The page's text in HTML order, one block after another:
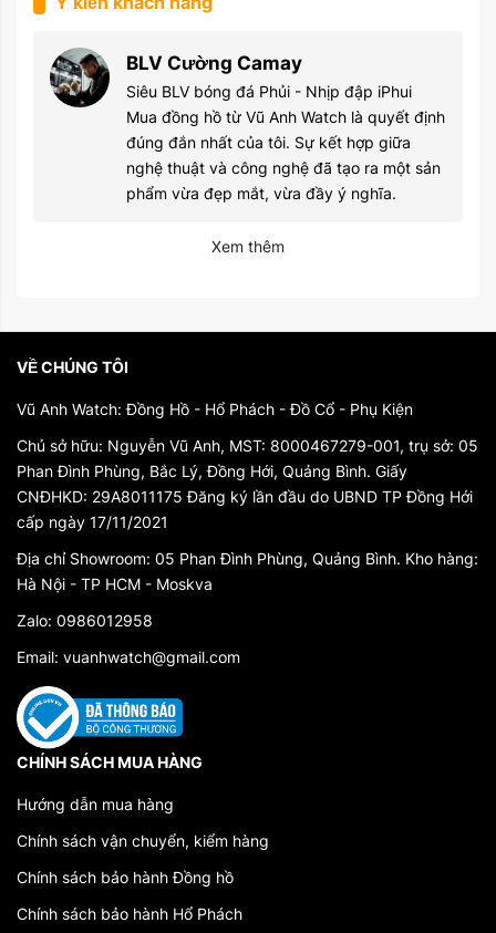
BLV Cường Camay
Siêu BLV bóng đá Phủi - Nhịp đập iPhui
Mua đồng hồ từ Vũ Anh Watch là quyết định
đúng đắn nhất của tôi. Sự kết hợp giữa
nghệ thuật và công nghệ đã tạo ra một sản
phẩm vừa đẹp mắt, vừa đầy ý nghĩa.
Xem thêm
VỀ CHÚNG TÔI
Vũ Anh Watch: Đồng Hồ - Hổ Phách - Đồ Cổ - Phụ Kiện
Chủ sở hữu: Nguyễn Vũ Anh, MST: 8000467279-001, trụ sở: 05
Phan Đình Phùng, Bắc Lý, Đồng Hới, Quảng Bình. Giấy
CNĐHKD: 29A8011175 Đăng ký lần đầu do UBND TP Đồng Hới
cấp ngày 17/11/2021
Địa chỉ Showroom: 05 Phan Đình Phùng, Quảng Bình. Kho hàng:
Hà Nội - TP HCM - Moskva
Zalo: 0986012958
Email: vuanhwatch@gmail.com
CHÍNH SÁCH MUA HÀNG
Hướng dẫn mua hàng
Chính sách vận chuyển, kiểm hàng
Chính sách bảo hành Đồng hồ
Chính sách bảo hành Hổ Phách